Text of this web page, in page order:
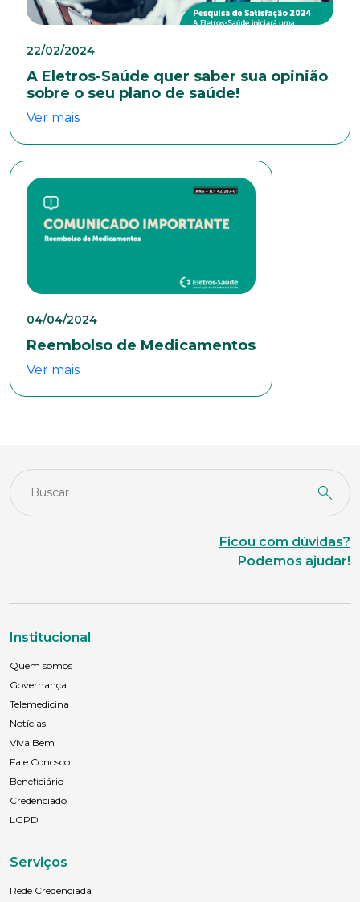
22/02/2024
A Eletros-Saúde quer saber sua opinião
sobre o seu plano de saúde!
Ver mais
04/04/2024
Reembolso de Medicamentos
Ver mais
Ficou com dúvidas?
Podemos ajudar!
Institucional
Quem somos
Governança
Telemedicina
Notícias
Viva Bem
Fale Conosco
Beneficiário
Credenciado
LGPD
Serviços
Rede Credenciada